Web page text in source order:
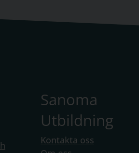
Sanoma
Utbildning
Kontakta oss